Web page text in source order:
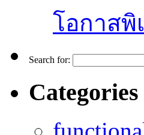
โอกาสพิ
Search for:
Categories